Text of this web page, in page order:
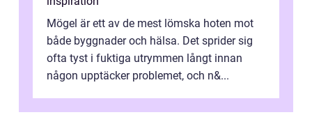
Mögel är ett av de mest lömska hoten mot
både byggnader och hälsa. Det sprider sig
ofta tyst i fuktiga utrymmen långt innan
någon upptäcker problemet, och n&...